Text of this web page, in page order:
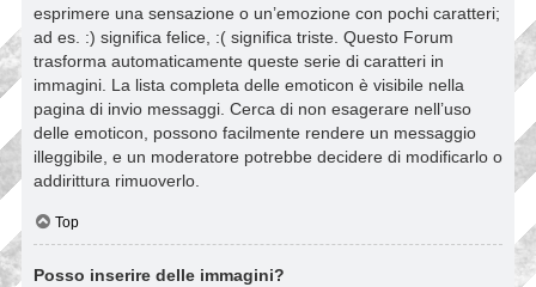
esprimere una sensazione o un’emozione con pochi caratteri;
ad es. :) significa felice, :( significa triste. Questo Forum
trasforma automaticamente queste serie di caratteri in
immagini. La lista completa delle emoticon è visibile nella
pagina di invio messaggi. Cerca di non esagerare nell’uso
delle emoticon, possono facilmente rendere un messaggio
illeggibile, e un moderatore potrebbe decidere di modificarlo o
addirittura rimuoverlo.
Top
Posso inserire delle immagini?